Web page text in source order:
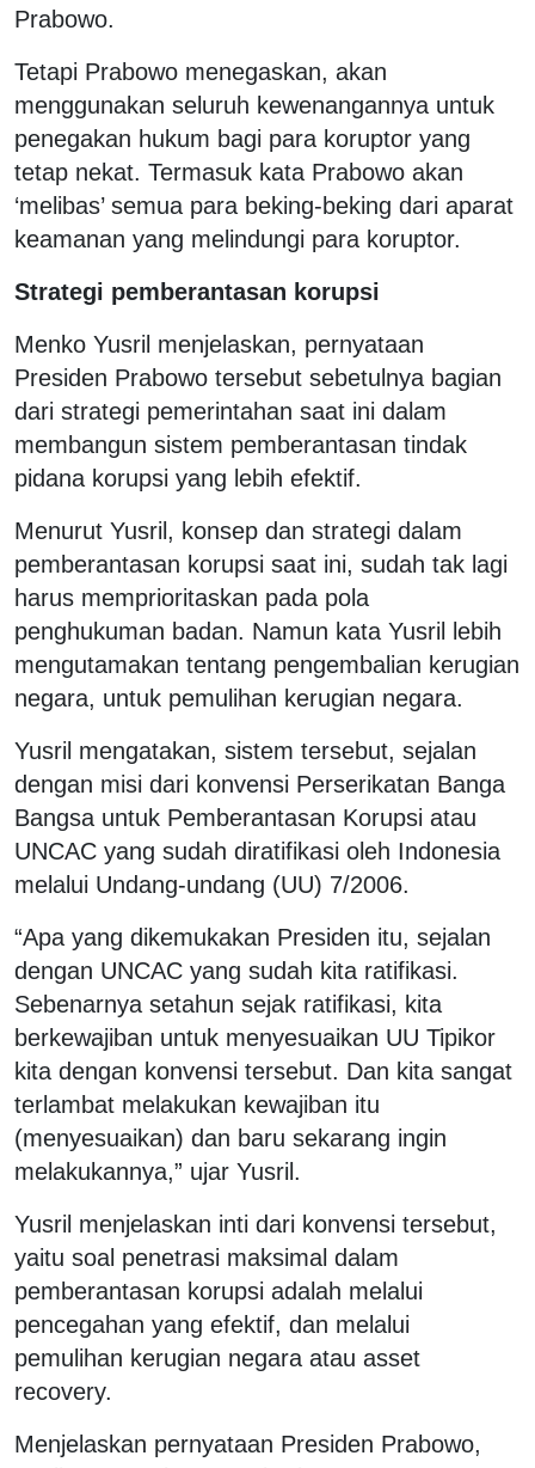
Prabowo.
Tetapi Prabowo menegaskan, akan
menggunakan seluruh kewenangannya untuk
penegakan hukum bagi para koruptor yang
tetap nekat. Termasuk kata Prabowo akan
‘melibas’ semua para beking-beking dari aparat
keamanan yang melindungi para koruptor.
Strategi pemberantasan korupsi
Menko Yusril menjelaskan, pernyataan
Presiden Prabowo tersebut sebetulnya bagian
dari strategi pemerintahan saat ini dalam
membangun sistem pemberantasan tindak
pidana korupsi yang lebih efektif.
Menurut Yusril, konsep dan strategi dalam
pemberantasan korupsi saat ini, sudah tak lagi
harus memprioritaskan pada pola
penghukuman badan. Namun kata Yusril lebih
mengutamakan tentang pengembalian kerugian
negara, untuk pemulihan kerugian negara.
Yusril mengatakan, sistem tersebut, sejalan
dengan misi dari konvensi Perserikatan Banga
Bangsa untuk Pemberantasan Korupsi atau
UNCAC yang sudah diratifikasi oleh Indonesia
melalui Undang-undang (UU) 7/2006.
“Apa yang dikemukakan Presiden itu, sejalan
dengan UNCAC yang sudah kita ratifikasi.
Sebenarnya setahun sejak ratifikasi, kita
berkewajiban untuk menyesuaikan UU Tipikor
kita dengan konvensi tersebut. Dan kita sangat
terlambat melakukan kewajiban itu
(menyesuaikan) dan baru sekarang ingin
melakukannya,” ujar Yusril.
Yusril menjelaskan inti dari konvensi tersebut,
yaitu soal penetrasi maksimal dalam
pemberantasan korupsi adalah melalui
pencegahan yang efektif, dan melalui
pemulihan kerugian negara atau asset
recovery.
Menjelaskan pernyataan Presiden Prabowo,